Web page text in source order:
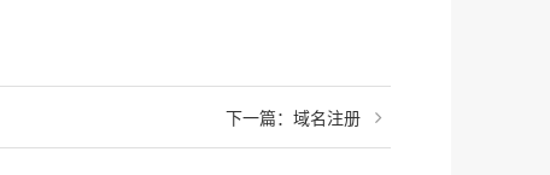
下一篇：域名注册